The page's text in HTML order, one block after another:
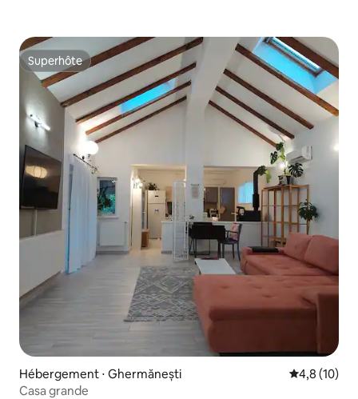
Superhôte
Superhôte
Hébergement ⋅ Ghermănești Évaluation
4,8 (10)
Casa grande